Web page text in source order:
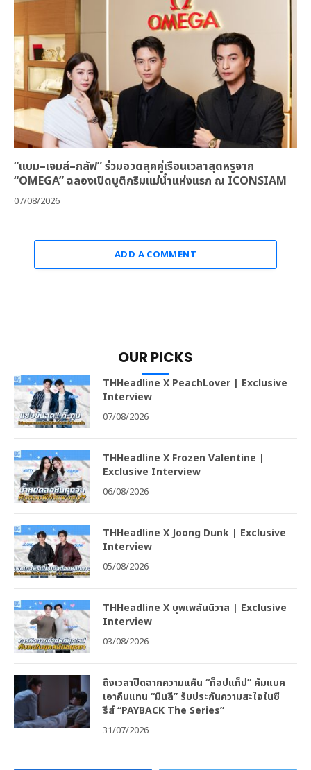
“แบม–เจมส์–กลัฟ” ร่วมอวดลุคคู่เรือนเวลาสุดหรูจาก
“OMEGA” ฉลองเปิดบูติกริมแม่น้ำแห่งแรก ณ ICONSIAM
07/08/2026
ADD A COMMENT
OUR PICKS
THHeadline X PeachLover | Exclusive
Interview
07/08/2026
THHeadline X Frozen Valentine |
Exclusive Interview
06/08/2026
THHeadline X Joong Dunk | Exclusive
Interview
05/08/2026
THHeadline X บุพเพสันนิวาส | Exclusive
Interview
03/08/2026
ถึงเวลาปิดฉากความแค้น “ท็อปแท็ป” คัมแบค
เอาคืนแทน “มินลี” รับประกันความสะใจในซี
รีส์ “PAYBACK The Series”
31/07/2026